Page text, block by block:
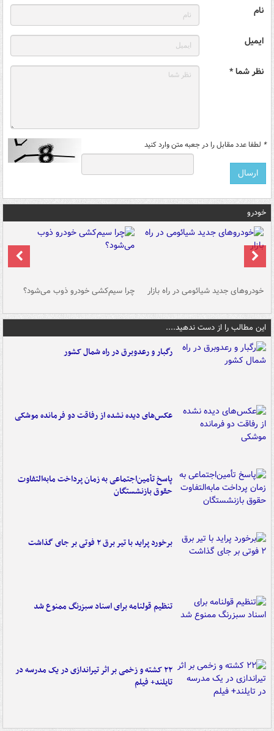
نام
ایمیل
نظر شما *
* لطفا عدد مقابل را در جعبه متن وارد کنید
خودرو
خودروهای جدید شیائومی در راه بازار چرا سیم‌کشی خودرو ذوب می‌شود؟
این مطالب را از دست ندهید....
رگبار و رعدوبرق در راه شمال کشور
عکس‌های دیده نشده از رفاقت دو فرمانده‌ موشکی
پاسخ تأمین‌اجتماعی به زمان پرداخت مابه‌التفاوت
حقوق بازنشستگان
برخورد پراید با تیر برق ۲ فوتی بر جای گذاشت
تنظیم قولنامه برای اسناد سبزرنگ ممنوع شد
۲۲ کشته و زخمی بر اثر تیراندازی در یک مدرسه در
تایلند+ فیلم